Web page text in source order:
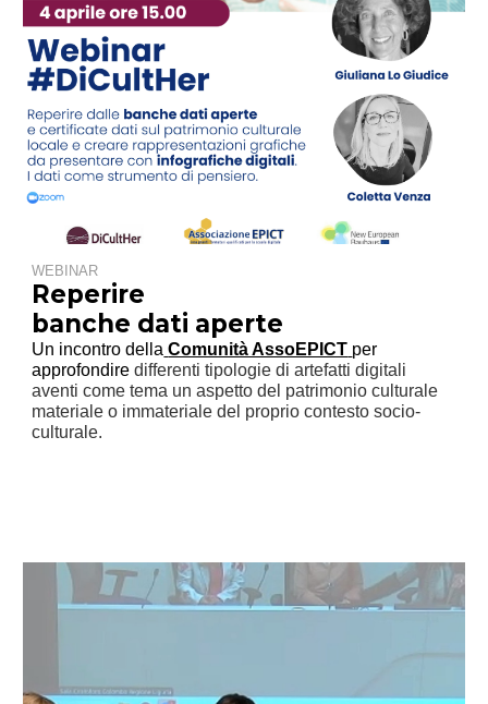
WEBINAR
Reperire
banche dati aperte
Un incontro della Comunità AssoEPICT per
approfondiredifferenti tipologie di artefatti digitali
aventi come tema un aspetto del patrimonio culturale
materiale o immateriale del proprio contesto socio-
culturale.